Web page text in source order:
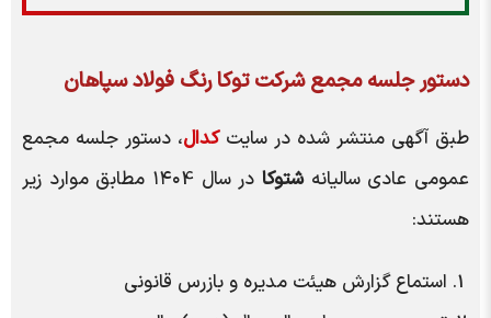
دستور جلسه مجمع شرکت توکا رنگ فولاد سپاهان
طبق آگهی منتشر شده در سایتکدال، دستور جلسه مجمع
عمومی عادی سالیانهشتوکا
در سال ۱۴۰4 مطابق موارد زیر
هستند:
استماع گزارش هیئت‌ مدیره و بازرس قانونی